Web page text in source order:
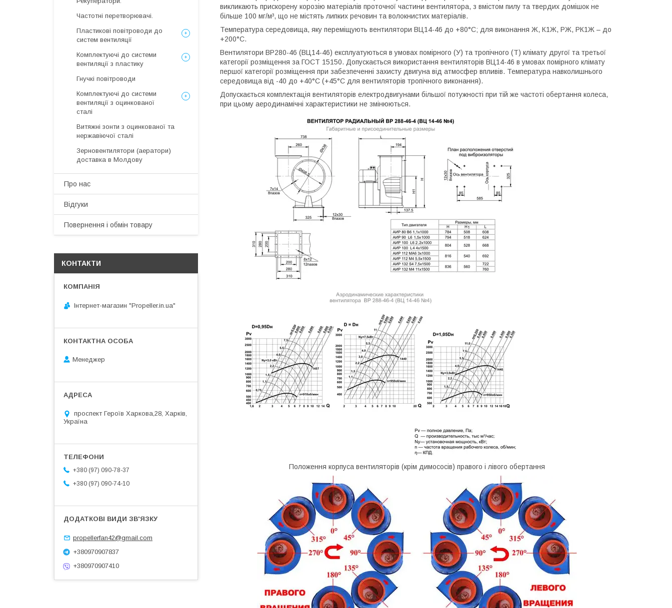
викликають прискорену корозію матеріалів проточної частини вентилятора, з вмістом пилу та твердих домішок не
більше 100 мг/м³, що не містять липких речовин та волокнистих матеріалів.
Температура середовища, яку переміщують вентилятори ВЦ14-46 до +80°С; для виконання Ж, К1Ж, РЖ, РК1Ж – до
+200°С.
Вентилятори ВР280-46 (ВЦ14-46) експлуатуються в умовах помірного (У) та тропічного (Т) клімату другої та третьої
категорії розміщення за ГОСТ 15150. Допускається використання вентиляторів ВЦ14-46 в умовах помірного клімату
першої категорії розміщення при забезпеченні захисту двигуна від атмосфер впливів. Температура навколишнього
середовища від -40 до +40°С (+45°С для вентиляторів тропічного виконання).
Допускається комплектація вентиляторів електродвигунами більшої потужності при тій же частоті обертання колеса,
при цьому аеродинамічні характеристики не змінюються.
Положення корпуса вентиляторів (крім димососів) правого і лівого обертання
Частотні перетворювачі.
Пластикові повітроводи до
систем вентиляції
Комплектуючі до системи
вентиляції з пластику
Гнучкі повітроводи
Комплектуючі до системи
вентиляції з оцинкованої
сталі
Витяжні зонти з оцинкованої та
нержавіючої сталі
Зерновентилятори (аератори)
доставка в Молдову
Про нас
Відгуки
Повернення і обмін товару
КОНТАКТИ
Інтернет-магазин "Propeller.in.ua"
Менеджер
проспект Героїв Харкова,28, Харків,
Україна
+380 (97) 090-78-37
+380 (97) 090-74-10
propellerfan42@gmail.com
+380970907837
+380970907410